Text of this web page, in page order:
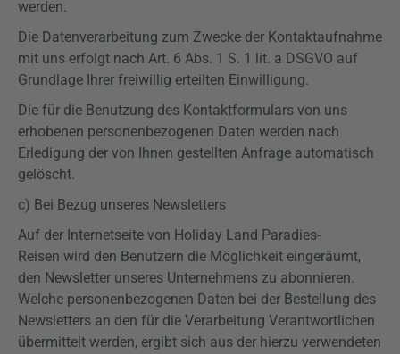
werden.
Die Datenverarbeitung zum Zwecke der Kontaktaufnahme
mit uns erfolgt nach Art. 6 Abs. 1 S. 1 lit. a DSGVO auf
Grundlage Ihrer freiwillig erteilten Einwilligung.
Die für die Benutzung des Kontaktformulars von uns
erhobenen personenbezogenen Daten werden nach
Erledigung der von Ihnen gestellten Anfrage automatisch
gelöscht.
c) Bei Bezug unseres Newsletters
Auf der Internetseite von Holiday Land Paradies-
Reisen wird den Benutzern die Möglichkeit eingeräumt,
den Newsletter unseres Unternehmens zu abonnieren.
Welche personenbezogenen Daten bei der Bestellung des
Newsletters an den für die Verarbeitung Verantwortlichen
übermittelt werden, ergibt sich aus der hierzu verwendeten